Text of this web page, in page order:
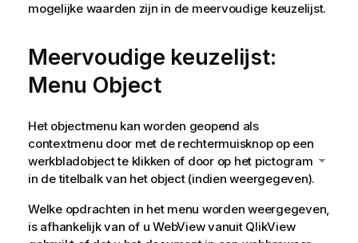
mogelijke waarden zijn in de meervoudige keuzelijst.
Meervoudige keuzelijst:
Menu Object
Het objectmenu kan worden geopend als
contextmenu door met de rechtermuisknop op een
werkbladobject te klikken of door op het pictogram
in de titelbalk van het object (indien weergegeven).
Welke opdrachten in het menu worden weergegeven,
is afhankelijk van of u WebView vanuit QlikView